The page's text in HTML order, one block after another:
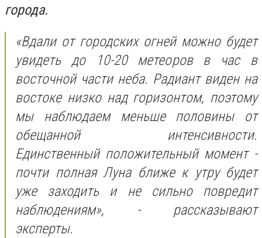
города.
«Вдали от городских огней можно будет
увидеть до 10-20 метеоров в час в
восточной части неба. Радиант виден на
востоке низко над горизонтом, поэтому
мы наблюдаем меньше половины от
обещанной интенсивности.
Единственный положительный момент -
почти полная Луна ближе к утру будет
уже заходить и не сильно повредит
наблюдениям», - рассказывают
эксперты.